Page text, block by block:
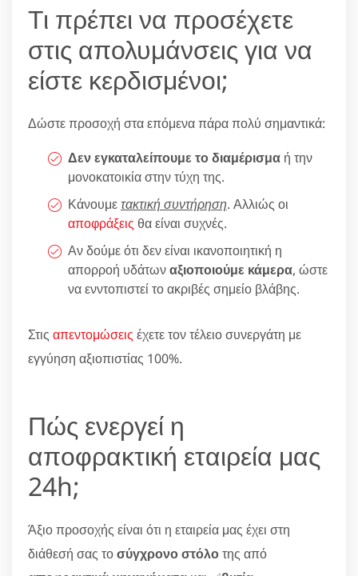
Τι πρέπει να προσέχετε
στις απολυμάνσεις για να
είστε κερδισμένοι;
Δώστε προσοχή στα επόμενα πάρα πολύ σημαντικά:
Δεν εγκαταλείπουμε το διαμέρισμα ή την
μονοκατοικία στην τύχη της.
Κάνουμετακτική συντήρηση. Αλλιώς οι
αποφράξεις θα είναι συχνές.
Αν δούμε ότι δεν είναι ικανοποιητική η
απορροή υδάτωναξιοποιούμε κάμερα, ώστε
να ενντοπιστεί το ακριβές σημείο βλάβης.
Στις απεντομώσεις έχετε τον τέλειο συνεργάτη με
εγγύηση αξιοπιστίας 100%.
Πώς ενεργεί η
αποφρακτική εταιρεία μας
24h;
Άξιο προσοχής είναι ότι η εταιρεία μας έχει στη
διάθεσή σας τοσύγχρονο στόλοτης από